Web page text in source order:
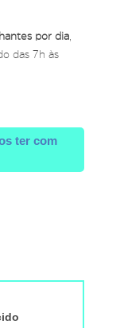
por dia,
das 7h às
ter com